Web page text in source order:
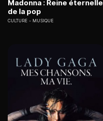
Madonna : Reine éternelle
de la pop
CULTURE MUSIQUE